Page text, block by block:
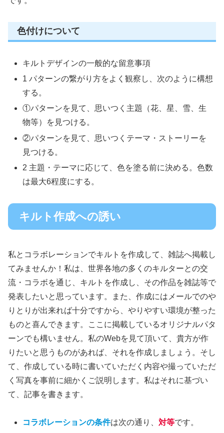
色付けについて
キルトデザインの一般的な留意事項
1 パターンの繋がり方をよく観察し、次のように構想
する。
①パターンを見て、思いつく主題（花、星、雪、生
物等）を見つける。
②パターンを見て、思いつくテーマ・ストーリーを
見つける。
2 主題・テーマに応じて、色を塗る前に決める。色数
は最大6程度にする。
キルト作成への誘い
私とコラボレーションでキルトを作成して、雑誌へ掲載し
てみませんか！私は、世界各地の多くのキルターとの交
流・コラボを通じ、キルトを作成し、その作品を雑誌等で
発表したいと思っています。また、作成にはメールでのや
りとりが出来れば十分ですから、やりやすい環境が整った
ものと喜んできます。ここに掲載しているオリジナルパタ
ーンでも構いません。私のWebを見て頂いて、貴方が作
りたいと思うものがあれば、それを作成しましょう。そし
て、作成している時に書いていただく内容や撮っていただ
く写真を事前に細かくご説明します。私はそれに基づい
て、記事を書きます。
コラボレーションの条件は次の通り、対等です。